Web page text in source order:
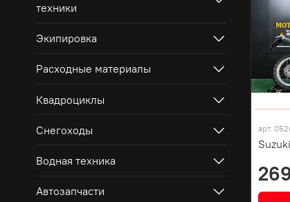
арт.
техники
Экипировка
Расходные материалы
Квадроциклы
Снегоходы
Водная техника
Автозапчасти